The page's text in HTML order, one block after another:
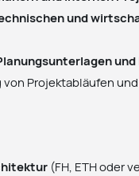
und
und
Projektabläufen
(FH, ETH oder